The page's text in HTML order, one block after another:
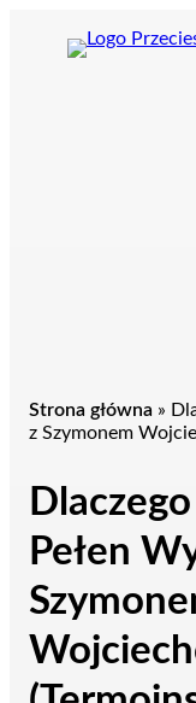
Strona główna »
z Szymonem
Pełen